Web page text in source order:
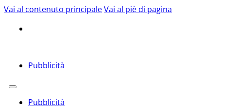
Vai al contenuto principaleVai al piè di pagina
Pubblicità
Pubblicità